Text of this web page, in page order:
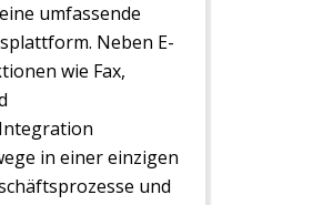
umfassende
Neben E-
wie Fax,
in einer einzigen
und